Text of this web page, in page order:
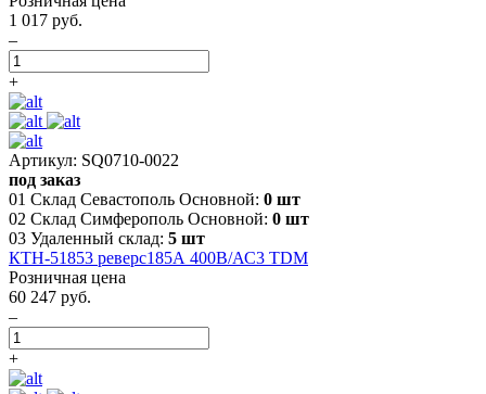
1 017 руб.
–
+
Артикул: SQ0710-0022
под заказ
01 Склад Севастополь Основной: 0 шт
02 Склад Симферополь Основной: 0 шт
03 Удаленный склад: 5 шт
КТН-51853 реверс185А 400В/АС3 TDM
Розничная цена
60 247 руб.
–
+